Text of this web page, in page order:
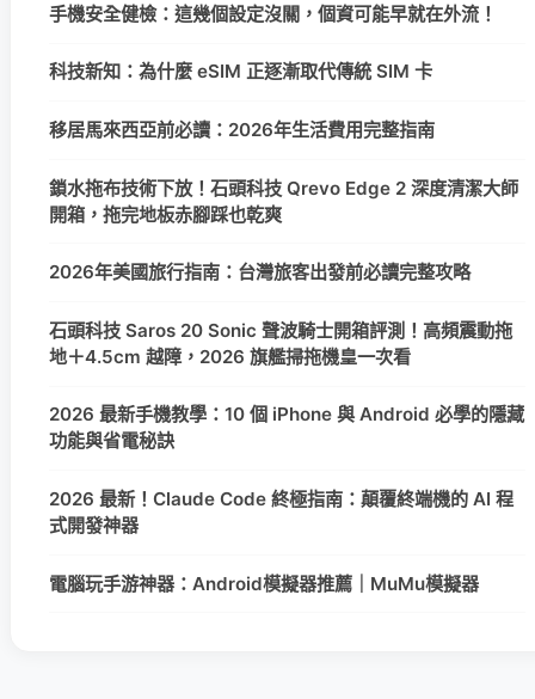
手機安全健檢：這幾個設定沒關，個資可能早就在外流！
科技新知：為什麼 eSIM 正逐漸取代傳統 SIM 卡
移居馬來西亞前必讀：2026年生活費用完整指南
鎖水拖布技術下放！石頭科技 Qrevo Edge 2 深度清潔大師
開箱，拖完地板赤腳踩也乾爽
2026年美國旅行指南：台灣旅客出發前必讀完整攻略
石頭科技 Saros 20 Sonic 聲波騎士開箱評測！高頻震動拖
地＋4.5cm 越障，2026 旗艦掃拖機皇一次看
2026 最新手機教學：10 個 iPhone 與 Android 必學的隱藏
功能與省電秘訣
2026 最新！Claude Code 終極指南：顛覆終端機的 AI 程
式開發神器
電腦玩手游神器：Android模擬器推薦｜MuMu模擬器